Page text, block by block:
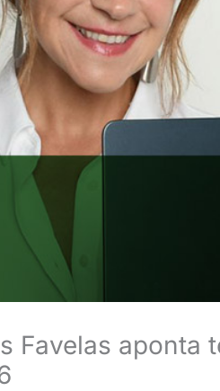
Favelas aponta